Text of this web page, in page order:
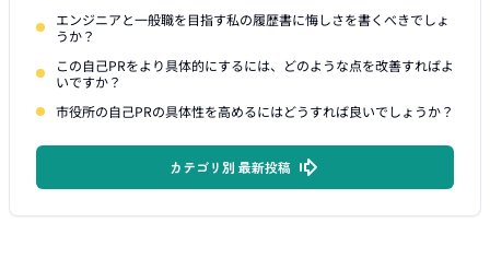
エンジニアと一般職を目指す私の履歴書に悔しさを書くべきでしょ
うか？
この自己PRをより具体的にするには、どのような点を改善すればよ
いですか？
市役所の自己PRの具体性を高めるにはどうすれば良いでしょうか？
カテゴリ別 最新投稿